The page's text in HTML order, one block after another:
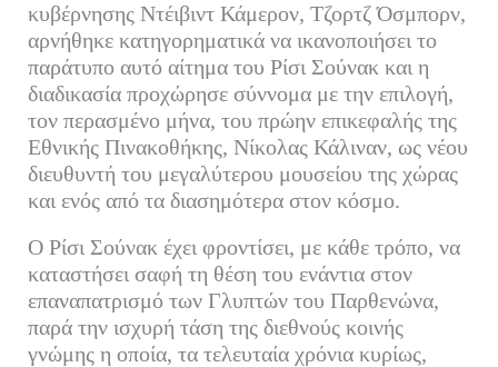
κυβέρνησης Ντέιβιντ Κάμερον, Τζορτζ Όσμπορν,
αρνήθηκε κατηγορηματικά να ικανοποιήσει το
παράτυπο αυτό αίτημα του Ρίσι Σούνακ και η
διαδικασία προχώρησε σύννομα με την επιλογή,
τον περασμένο μήνα, του πρώην επικεφαλής της
Εθνικής Πινακοθήκης, Νίκολας Κάλιναν, ως νέου
διευθυντή του μεγαλύτερου μουσείου της χώρας
και ενός από τα διασημότερα στον κόσμο.
Ο Ρίσι Σούνακ έχει φροντίσει, με κάθε τρόπο, να
καταστήσει σαφή τη θέση του ενάντια στον
επαναπατρισμό των Γλυπτών του Παρθενώνα,
παρά την ισχυρή τάση της διεθνούς κοινής
γνώμης η οποία, τα τελευταία χρόνια κυρίως,